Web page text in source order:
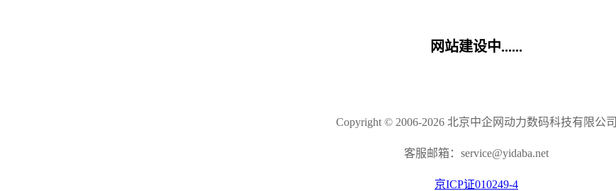
网站建设中......
Copyright © 2006-2026 北京中企网动力数码科技有限公司
客服邮箱：service@yidaba.net
京ICP证010249-4